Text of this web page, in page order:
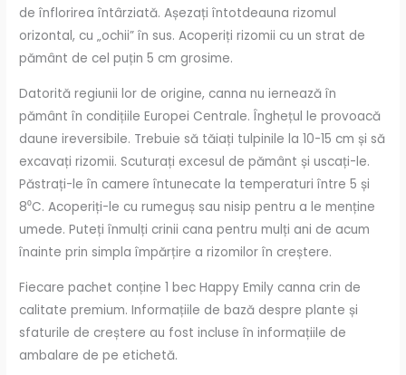
de înflorirea întârziată. Așezați întotdeauna rizomul
orizontal, cu „ochii” în sus. Acoperiți rizomii cu un strat de
pământ de cel puțin 5 cm grosime.
Datorită regiunii lor de origine, canna nu iernează în
pământ în condițiile Europei Centrale. Înghețul le provoacă
daune ireversibile. Trebuie să tăiați tulpinile la 10-15 cm și să
excavați rizomii. Scuturați excesul de pământ și uscați-le.
Păstrați-le în camere întunecate la temperaturi între 5 și
8⁰C. Acoperiți-le cu rumeguș sau nisip pentru a le menține
umede. Puteți înmulți crinii cana pentru mulți ani de acum
înainte prin simpla împărțire a rizomilor în creștere.
Fiecare pachet conține 1 bec Happy Emily canna crin de
calitate premium. Informațiile de bază despre plante și
sfaturile de creștere au fost incluse în informațiile de
ambalare de pe etichetă.